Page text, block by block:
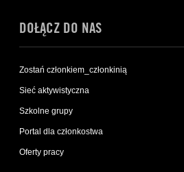
DOŁĄCZ DO NAS
Zostań członkiem_członkinią
Sieć aktywistyczna
Szkolne grupy
Portal dla członkostwa
Oferty pracy